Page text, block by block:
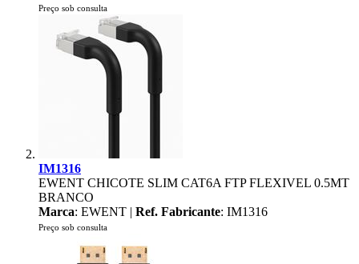
Preço sob consulta
IM1316
EWENT CHICOTE SLIM CAT6A FTP FLEXIVEL 0.5MT
BRANCO
Marca: EWENT | Ref. Fabricante: IM1316
Preço sob consulta